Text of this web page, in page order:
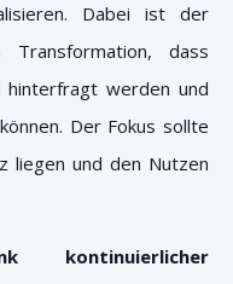
Dabei ist der
Transformation, dass
hinterfragt werden und
Der Fokus sollte
liegen und den Nutzen